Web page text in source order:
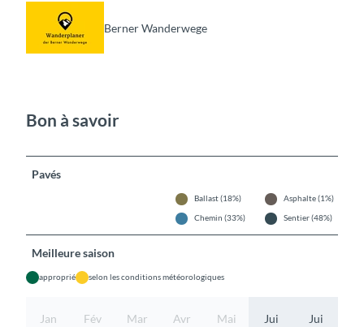
Berner Wanderwege
Bon à savoir
Pavés
Ballast (18%)
Asphalte (1%)
Chemin (33%)
Sentier (48%)
Meilleure saison
approprié selon les conditions météorologiques
Jan Fév Mar Avr Mai Jui Jui